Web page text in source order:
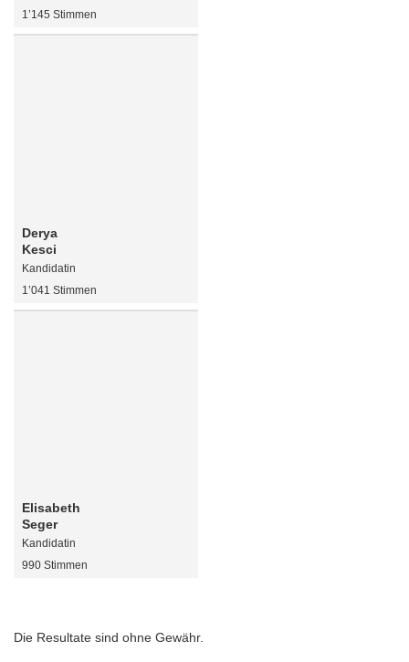
1’145 Stimmen
Derya
Kesci
Kandidatin
1’041 Stimmen
Elisabeth
Seger
Kandidatin
990 Stimmen
Die Resultate sind ohne Gewähr.